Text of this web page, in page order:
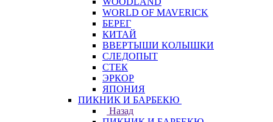
WORLD OF MAVERICK
БЕРЕГ
КИТАЙ
ВВЕРТЫШИ КОЛЫШКИ
СЛЕДОПЫТ
СТЕК
ЭРКОР
ЯПОНИЯ
ПИКНИК И БАРБЕКЮ
Назад